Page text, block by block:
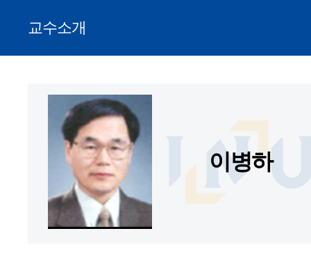
교수소개
이병하